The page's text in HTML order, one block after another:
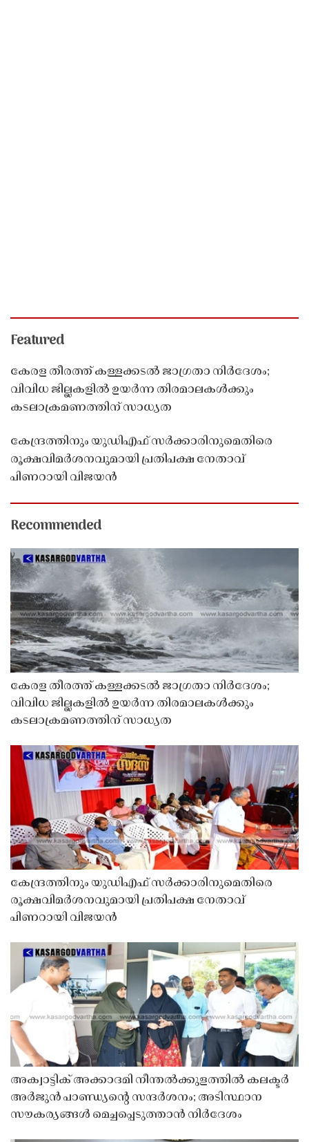
Featured
കേരള തീരത്ത് കള്ളക്കടൽ ജാഗ്രതാ നിർദേശം;
വിവിധ ജില്ലകളിൽ ഉയർന്ന തിരമാലകൾക്കും
കടലാക്രമണത്തിന് സാധ്യത
കേന്ദ്രത്തിനും യുഡിഎഫ് സർക്കാരിനുമെതിരെ
രൂക്ഷവിമർശനവുമായി പ്രതിപക്ഷ നേതാവ്
പിണറായി വിജയൻ
Recommended
കേരള തീരത്ത് കള്ളക്കടൽ ജാഗ്രതാ നിർദേശം;
വിവിധ ജില്ലകളിൽ ഉയർന്ന തിരമാലകൾക്കും
കടലാക്രമണത്തിന് സാധ്യത
കേന്ദ്രത്തിനും യുഡിഎഫ് സർക്കാരിനുമെതിരെ
രൂക്ഷവിമർശനവുമായി പ്രതിപക്ഷ നേതാവ്
പിണറായി വിജയൻ
അക്വാട്ടിക് അക്കാദമി നീന്തൽക്കുളത്തിൽ കലക്ടർ
അർജുൻ പാണ്ഡ്യൻ്റെ സന്ദർശനം; അടിസ്ഥാന
സൗകര്യങ്ങൾ മെച്ചപ്പെടുത്താൻ നിർദേശം